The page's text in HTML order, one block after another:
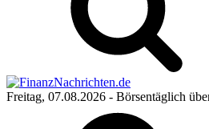
Freitag, 07.08.2026 - Börsentäglich